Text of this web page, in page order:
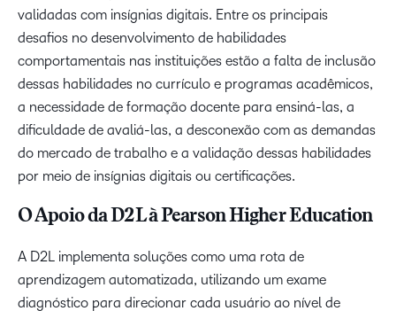
validadas com insígnias digitais. Entre os principais
desafios no desenvolvimento de habilidades
comportamentais nas instituições estão a falta de inclusão
dessas habilidades no currículo e programas acadêmicos,
a necessidade de formação docente para ensiná-las, a
dificuldade de avaliá-las, a desconexão com as demandas
do mercado de trabalho e a validação dessas habilidades
por meio de insígnias digitais ou certificações.
O Apoio da D2L à Pearson Higher Education
A D2L implementa soluções como uma rota de
aprendizagem automatizada, utilizando um exame
diagnóstico para direcionar cada usuário ao nível de